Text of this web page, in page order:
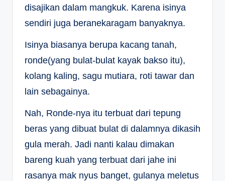
disajikan dalam mangkuk. Karena isinya
sendiri juga beranekaragam banyaknya.
Isinya biasanya berupa kacang tanah,
ronde(yang bulat-bulat kayak bakso itu),
kolang kaling, sagu mutiara, roti tawar dan
lain sebagainya.
Nah, Ronde-nya itu terbuat dari tepung
beras yang dibuat bulat di dalamnya dikasih
gula merah. Jadi nanti kalau dimakan
bareng kuah yang terbuat dari jahe ini
rasanya mak nyus banget, gulanya meletus